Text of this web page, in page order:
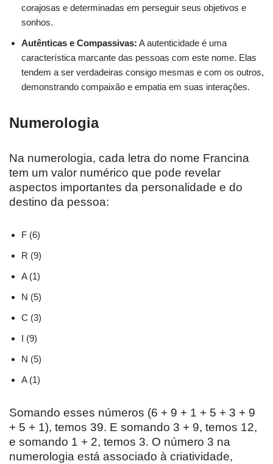
corajosas e determinadas em perseguir seus objetivos e
sonhos.
Autênticas e Compassivas: A autenticidade é uma
característica marcante das pessoas com este nome. Elas
tendem a ser verdadeiras consigo mesmas e com os outros,
demonstrando compaixão e empatia em suas interações.
Numerologia
Na numerologia, cada letra do nome Francina
tem um valor numérico que pode revelar
aspectos importantes da personalidade e do
destino da pessoa:
F (6)
R (9)
A (1)
N (5)
C (3)
I (9)
N (5)
A (1)
Somando esses números (6 + 9 + 1 + 5 + 3 + 9
+ 5 + 1), temos 39. E somando 3 + 9, temos 12,
e somando 1 + 2, temos 3. O número 3 na
numerologia está associado à criatividade,